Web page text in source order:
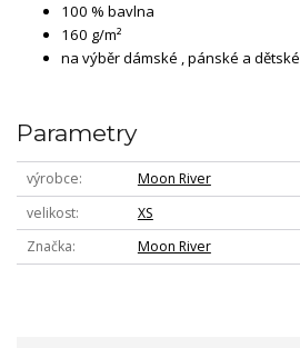
100 % bavlna
160 g/m²
na výběr dámské , pánské a dětské
Parametry
výrobce
Moon River
velikost
XS
Značka
Moon River